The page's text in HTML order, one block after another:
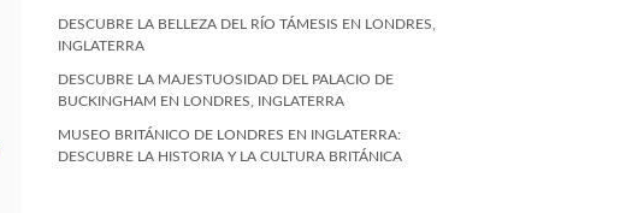
DESCUBRE LA BELLEZA DEL RÍO TÁMESIS EN LONDRES,
INGLATERRA
DESCUBRE LA MAJESTUOSIDAD DEL PALACIO DE
BUCKINGHAM EN LONDRES, INGLATERRA
MUSEO BRITÁNICO DE LONDRES EN INGLATERRA:
DESCUBRE LA HISTORIA Y LA CULTURA BRITÁNICA